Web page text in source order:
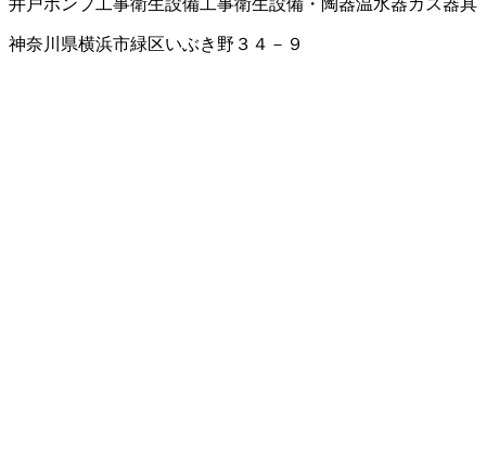
神奈川県横浜市緑区いぶき野３４－９